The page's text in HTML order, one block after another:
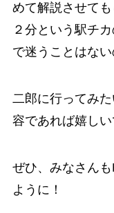
めて解説させて
２分という駅チ
で迷うことはな
二郎に行ってみ
容であれば嬉しい
ぜひ、みなさん
ように！